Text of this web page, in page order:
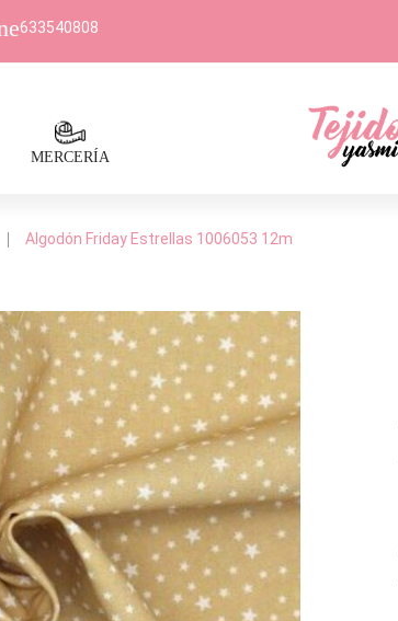
633540808
MERCERÍA
Algodón Friday Estrellas 1006053 12m